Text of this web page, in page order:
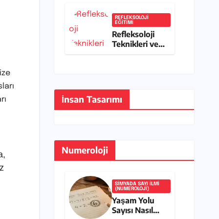
REFLEKSOLOJI
EĞITIMI
Refleksoloji
Teknikleri ve
Faydaları
İnsan Tasarımı
Numeroloji
SIMYADA SAYI ILMI
(NUMEROLOJI)
Yaşam Yolu
Sayısı Nasıl